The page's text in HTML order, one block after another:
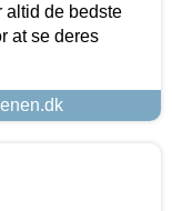
altid de bedste
at se deres